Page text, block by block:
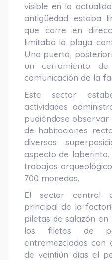
visible en la
antigüedad estaba
que corre en
limitaba la playa
Una puerta,
un cerramiento
comunicación de la
Este sector
actividades
pudiéndose
de habitaciones
diversas
aspecto de
trabajos
700 monedas.
El sector central
principal de la
piletas de salazón en
los filetes de
entremezcladas con
de veintiún días el